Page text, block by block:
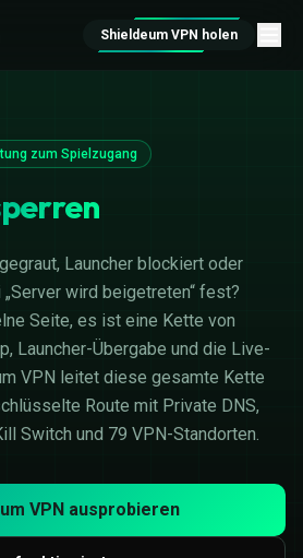
Shieldeum VPN holen
zum Spielzugang
Launcher blockiert oder
wird beigetreten“ fest?
Seite, es ist eine Kette von
Launcher-Übergabe und die Live-
VPN leitet diese gesamte Kette
Route mit Private DNS,
Switch und 79 VPN-Standorten.
VPN ausprobieren